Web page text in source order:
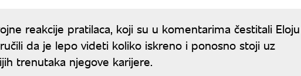
reakcije pratilaca, koji su u komentarima čestitali Eloju
da je lepo videti koliko iskreno i ponosno stoji uz
trenutaka njegove karijere.